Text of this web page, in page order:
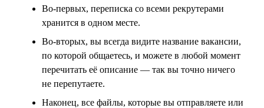
Во-первых, переписка со всеми рекрутерами
хранится в одном месте.
Во-вторых, вы всегда видите название вакансии,
по которой общаетесь, и можете в любой момент
перечитать её описание — так вы точно ничего
не перепутаете.
Наконец, все файлы, которые вы отправляете или